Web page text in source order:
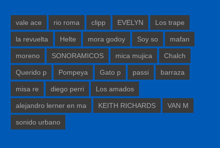
vale ace rio roma clipp EVELYN Los trape
la revuelta Helte mora godoy Soy so mafan
moreno SONORAMICOS mica mujica Chalch
Querido p Pompeya Gato p passi barraza
misa re diego perri Los amados
alejandro lerner en ma KEITH RICHARDS VAN M
sonido urbano